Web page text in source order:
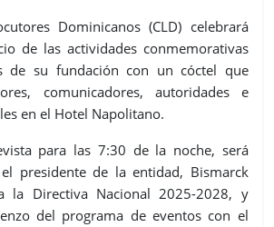
Dominicanos (CLD) celebrará
de las actividades conmemorativas
de su fundación con un cóctel que
comunicadores, autoridades e
en el Hotel Napolitano.
para las 7:30 de la noche, será
presidente de la entidad, Bismarck
la Directiva Nacional 2025-2028, y
del programa de eventos con el